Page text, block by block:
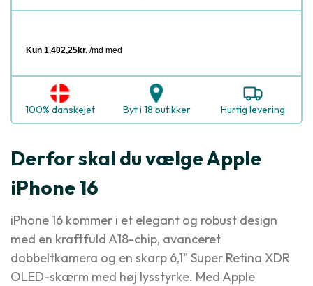
100% danskejet Byt i 18 butikker Hurtig levering
Derfor skal du vælge Apple
iPhone 16
iPhone 16 kommer i et elegant og robust design
med en kraftfuld A18-chip, avanceret
dobbeltkamera og en skarp 6,1" Super Retina XDR
OLED-skærm med høj lysstyrke. Med Apple